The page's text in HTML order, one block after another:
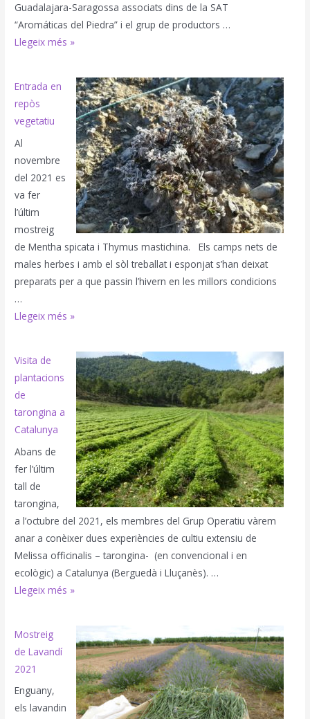
zones
ZEPA?
Guadalajara-Saragossa associats dins de la SAT
“Aromáticas del Piedra” i el grup de productors …
Visita
de
lavandín
Aromas
del
Piedra
Llegeix més »
Entrada en
repòs
vegetatiu
Al
novembre
del 2021 es
va fer
l’últim
mostreig
de Mentha spicata i Thymus mastichina. Els camps nets de
males herbes i amb el sòl treballat i esponjat s’han deixat
preparats per a que passin l’hivern en les millors condicions
…
Entrada
vegetatiu
Llegeix més »
Visita de
plantacions
de
tarongina a
Catalunya
Abans de
fer l’últim
tall de
tarongina,
a l’octubre del 2021, els membres del Grup Operatiu vàrem
anar a conèixer dues experiències de cultiu extensiu de
Melissa officinalis – tarongina- (en convencional i en
ecològic) a Catalunya (Berguedà i Lluçanès). …
Visita
de
tarongina
a
Catalunya
Llegeix més »
Mostreig
de Lavandí
2021
Enguany,
els lavandin